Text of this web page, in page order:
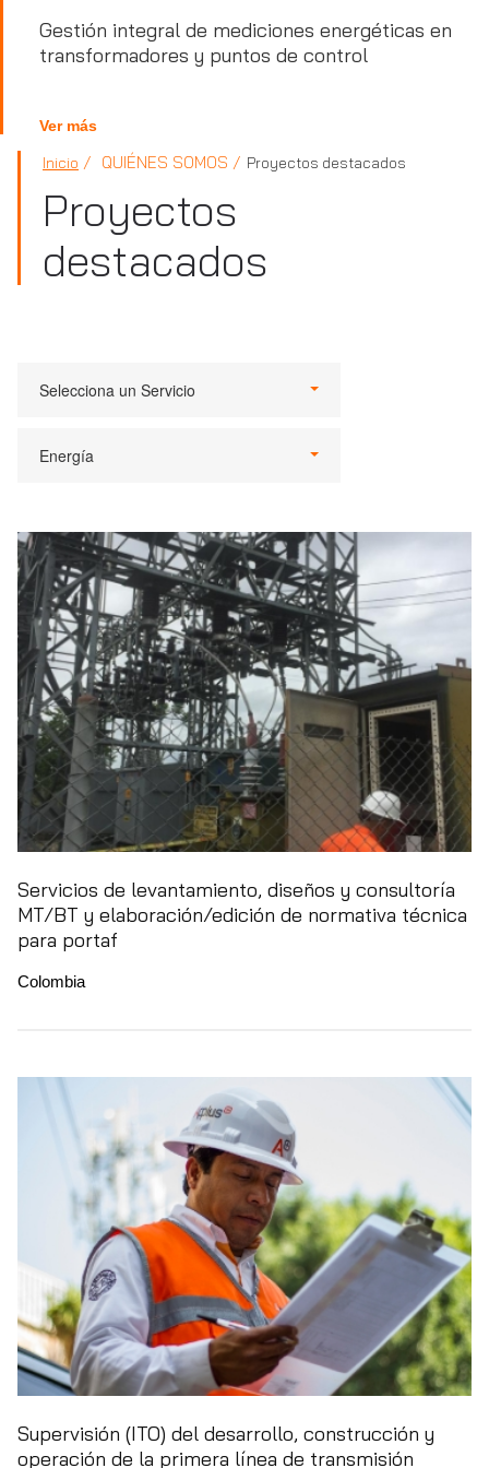
Gestión integral de mediciones energéticas en
transformadores y puntos de control
Ver más
Inicio QUIÉNES SOMOS Proyectos destacados
Proyectos
destacados
Selecciona un Servicio
Energía
Servicios de levantamiento, diseños y consultoría
MT/BT y elaboración/edición de normativa técnica
para portaf
Colombia
Supervisión (ITO) del desarrollo, construcción y
operación de la primera línea de transmisión